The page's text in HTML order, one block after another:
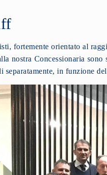
fortemente orientato al
nostra Concessionaria
in funzione